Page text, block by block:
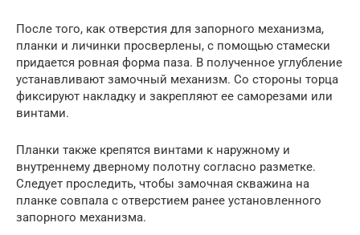
После того, как отверстия для запорного механизма,
планки и личинки просверлены, с помощью стамески
придается ровная форма паза. В полученное углубление
устанавливают замочный механизм. Со стороны торца
фиксируют накладку и закрепляют ее саморезами или
винтами.
Планки также крепятся винтами к наружному и
внутреннему дверному полотну согласно разметке.
Следует проследить, чтобы замочная скважина на
планке совпала с отверстием ранее установленного
запорного механизма.